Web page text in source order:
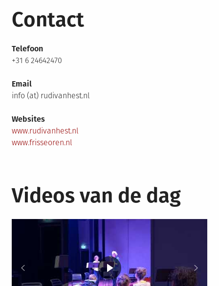
Contact
Telefoon
+31 6 24642470
Email
info (at) rudivanhest.nl
Websites
www.rudivanhest.nl
www.frisseoren.nl
Videos van de dag